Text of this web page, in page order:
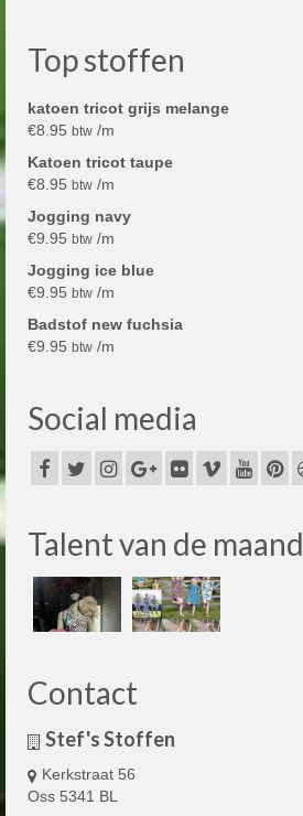
Top stoffen
katoen tricot grijs melange
€8.95 btw /m
Katoen tricot taupe
€8.95 btw /m
Jogging navy
€9.95 btw /m
Jogging ice blue
€9.95 btw /m
Badstof new fuchsia
€9.95 btw /m
Social media
Talent van de maand
Contact
Stef's Stoffen
Kerkstraat 56
Oss 5341 BL